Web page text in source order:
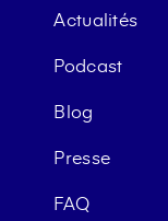
Actualités
Podcast
Blog
Presse
FAQ